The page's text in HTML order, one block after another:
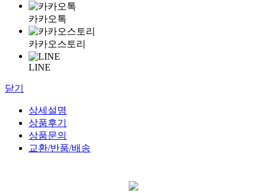
카카오톡
카카오스토리
LINE
닫기
상세설명
상품후기
상품문의
교환/반품/배송